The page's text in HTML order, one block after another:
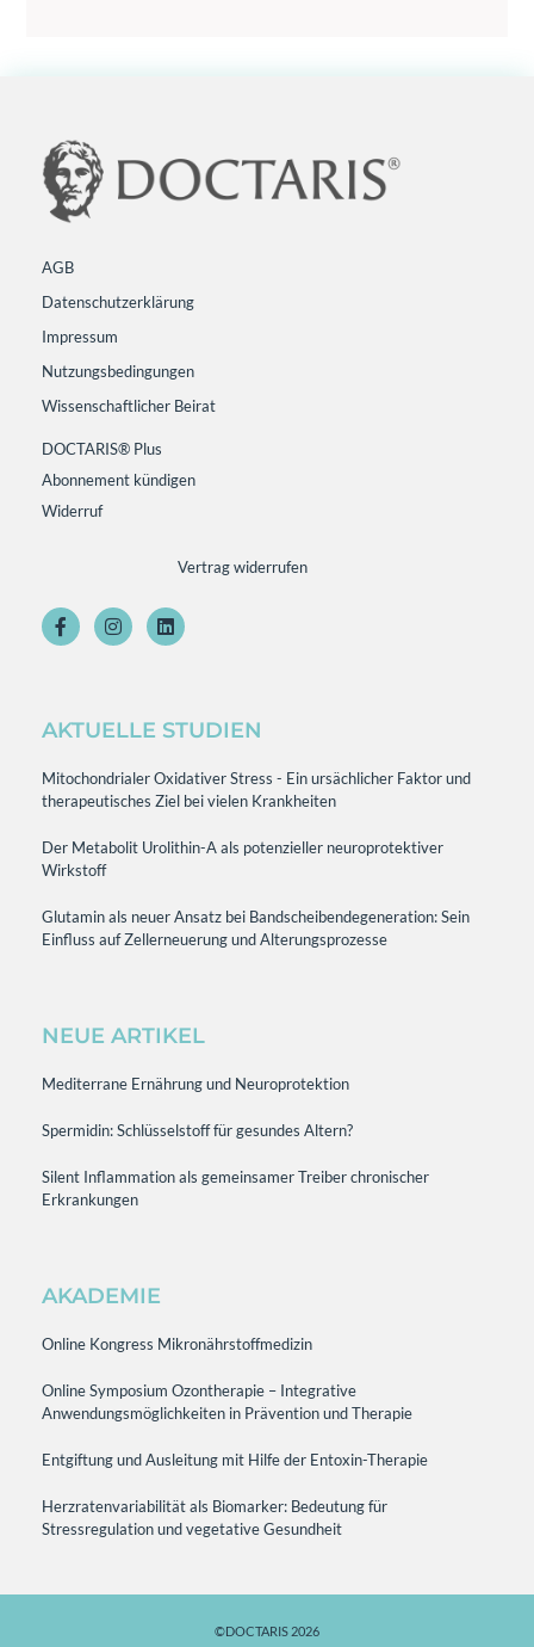
AGB
Datenschutzerklärung
Impressum
Nutzungsbedingungen
Wissenschaftlicher Beirat
DOCTARIS® Plus
Abonnement kündigen
Widerruf
Vertrag widerrufen
AKTUELLE STUDIEN
Mitochondrialer Oxidativer Stress - Ein ursächlicher Faktor und
therapeutisches Ziel bei vielen Krankheiten
Der Metabolit Urolithin-A als potenzieller neuroprotektiver
Wirkstoff
Glutamin als neuer Ansatz bei Bandscheibendegeneration: Sein
Einfluss auf Zellerneuerung und Alterungsprozesse
NEUE ARTIKEL
Mediterrane Ernährung und Neuroprotektion
Spermidin: Schlüsselstoff für gesundes Altern?
Silent Inflammation als gemeinsamer Treiber chronischer
Erkrankungen
AKADEMIE
Online Kongress Mikronährstoffmedizin
Online Symposium Ozontherapie – Integrative
Anwendungsmöglichkeiten in Prävention und Therapie
Entgiftung und Ausleitung mit Hilfe der Entoxin-Therapie
Herzratenvariabilität als Biomarker: Bedeutung für
Stressregulation und vegetative Gesundheit
©DOCTARIS 2026